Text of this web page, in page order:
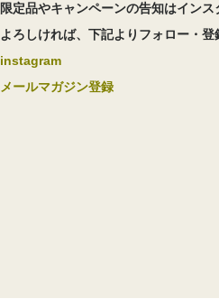
限定品やキャンペーンの告知はイン
よろしければ、下記よりフォロー・登
instagram
メールマガジン登録